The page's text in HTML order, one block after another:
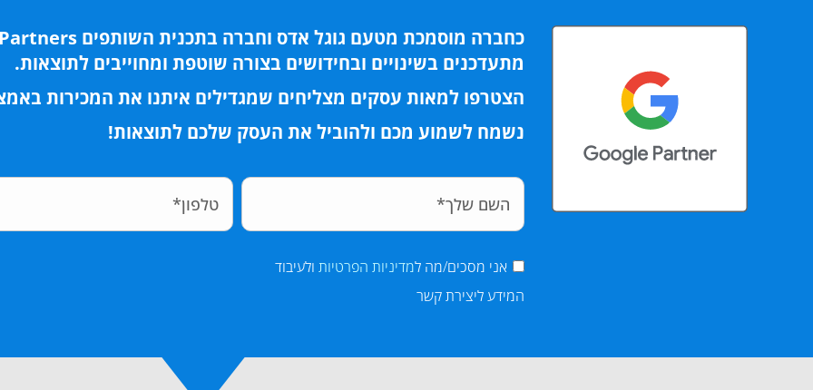
מתעדכנים בשינויים ובחידושים בצורה שוטפת ומחוייבים לתוצאות.
הצטרפו למאות עסקים מצליחים שמגדילים איתנו את המכירות
נשמח לשמוע מכם ולהוביל את העסק שלכם לתוצאות!
אני מסכים/מה למדיניות הפרטיות ולעיבוד
המידע ליצירת קשר